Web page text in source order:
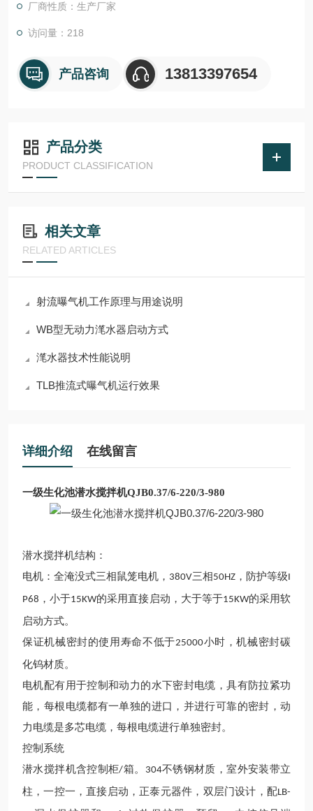
厂商性质：生产厂家
访问量：218
产品咨询 13813397654
产品分类
PRODUCT CLASSIFICATION
相关文章
RELATED ARTICLES
射流曝气机工作原理与用途说明
WB型无动力滗水器启动方式
滗水器技术性能说明
TLB推流式曝气机运行效果
详细介绍 在线留言
一级生化池潜水搅拌机QJB0.37/6-220/3-980
潜水搅拌机结构 ：
电机：全淹没式三相鼠笼电机， 380V三相 50HZ ，防护等级I
P68 ，小于15KW的采用直接启动，大于等于15KW的采用软
启动方式。
保证机械密封的使用寿命不低于25000小时，机械密封碳
化钨材质。
电机配有用于控制和动力的水下密封电缆，具有防拉紧功
能，每根电缆都有一单独的进口，并进行可靠的密封，动
力电缆是多芯电缆，每根电缆进行单独密封。
控制系统
潜水搅拌机含控制柜/箱。 304不锈钢材质，室外安装带立
柱，一控一，直接启动，正泰元器件，双层门设计，配LB-